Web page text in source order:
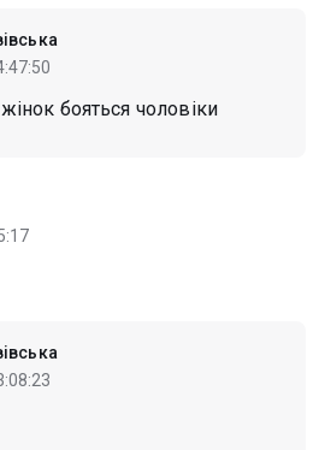
бояться чоловіки